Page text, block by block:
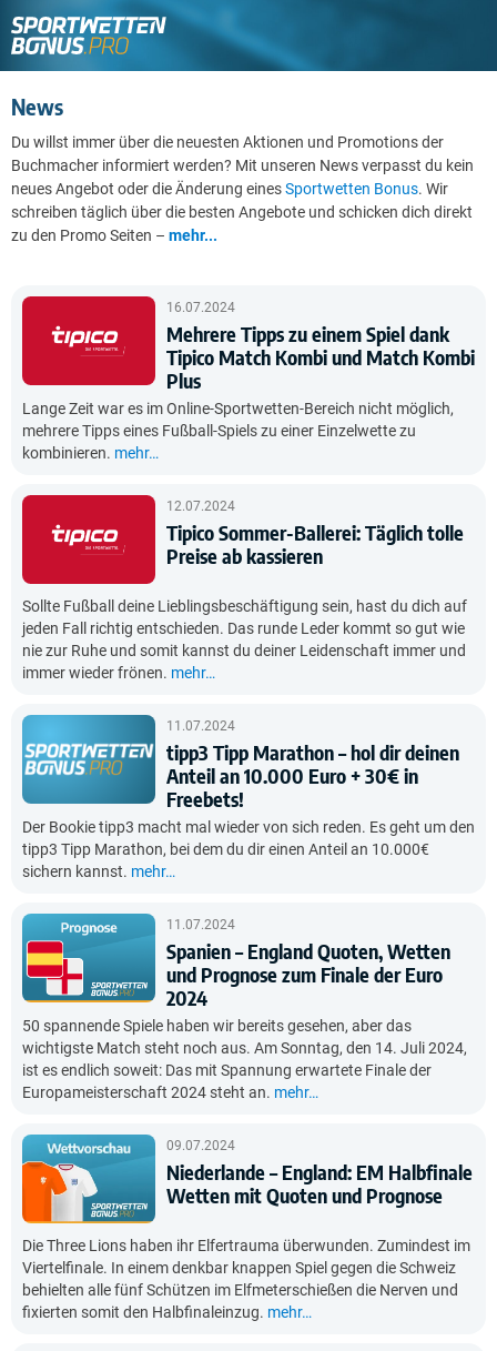
News
Du willst immer über die neuesten Aktionen und Promotions der
Buchmacher informiert werden? Mit unseren News verpasst du kein
neues Angebot oder die Änderung einesSportwetten Bonus. Wir
schreiben täglich über die besten Angebote und schicken dich direkt
zu den Promo Seiten – mehr...
16.07.2024
Mehrere Tipps zu einem Spiel dank
Tipico Match Kombi und Match Kombi
Plus
Lange Zeit war es im Online-Sportwetten-Bereich nicht möglich,
mehrere Tipps eines Fußball-Spiels zu einer Einzelwette zu
kombinieren. mehr…
12.07.2024
Tipico Sommer-Ballerei: Täglich tolle
Preise ab kassieren
Sollte Fußball deine Lieblingsbeschäftigung sein, hast du dich auf
jeden Fall richtig entschieden. Das runde Leder kommt so gut wie
nie zur Ruhe und somit kannst du deiner Leidenschaft immer und
immer wieder frönen. mehr…
11.07.2024
tipp3 Tipp Marathon – hol dir deinen
Anteil an 10.000 Euro + 30€ in
Freebets!
Der Bookie tipp3 macht mal wieder von sich reden. Es geht um den
tipp3 Tipp Marathon, bei dem du dir einen Anteil an 10.000€
sichern kannst. mehr…
11.07.2024
Spanien – England Quoten, Wetten
und Prognose zum Finale der Euro
2024
50 spannende Spiele haben wir bereits gesehen, aber das
wichtigste Match steht noch aus. Am Sonntag, den 14. Juli 2024,
ist es endlich soweit: Das mit Spannung erwartete Finale der
Europameisterschaft 2024 steht an. mehr…
09.07.2024
Niederlande – England: EM Halbfinale
Wetten mit Quoten und Prognose
Die Three Lions haben ihr Elfertrauma überwunden. Zumindest im
Viertelfinale. In einem denkbar knappen Spiel gegen die Schweiz
behielten alle fünf Schützen im Elfmeterschießen die Nerven und
fixierten somit den Halbfinaleinzug. mehr…